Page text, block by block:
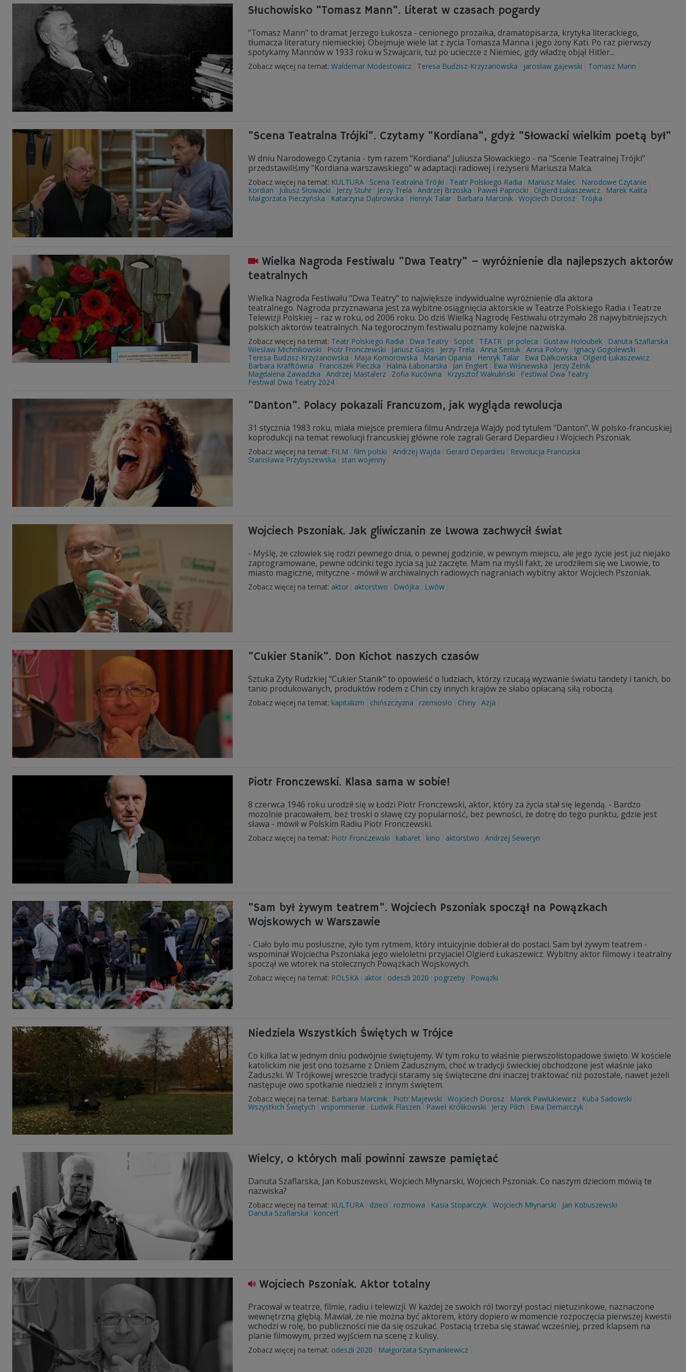
Słuchowisko "Tomasz Mann". Literat w czasach pogardy
"Tomasz Mann" to dramat Jerzego Łukosza - cenionego prozaika, dramatopisarza, krytyka literackiego,
tłumacza literatury niemieckiej. Obejmuje wiele lat z życia Tomasza Manna i jego żony Kati. Po raz pierwszy
spotykamy Mannów w 1933 roku w Szwajcarii, tuż po ucieczce z Niemiec, gdy władzę objął Hitler...
Zobacz więcej na temat: Waldemar Modestowicz Teresa Budzisz-Krzyżanowska jarosław gajewski Tomasz Mann
"Scena Teatralna Trójki". Czytamy "Kordiana", gdyż "Słowacki wielkim poetą był"
W dniu Narodowego Czytania - tym razem "Kordiana" Juliusza Słowackiego - na "Scenie Teatralnej Trójki"
przedstawiliśmy "Kordiana warszawskiego" w adaptacji radiowej i reżyserii Mariusza Malca.
Zobacz więcej na temat: KULTURA Scena Teatralna Trójki Teatr Polskiego Radia Mariusz Malec
Narodowe Czytanie
Kordian
Juliusz Słowacki Jerzy Stuhr Jerzy Trela Andrzej Brzoska Paweł Paprocki Olgierd Łukaszewicz
Marek Kalita
Małgorzata Pieczyńska
Katarzyna Dąbrowska Henryk Talar Barbara Marcinik Wojciech Dorosz Trójka
Wielka Nagroda Festiwalu "Dwa Teatry" – wyróżnienie dla najlepszych aktorów
teatralnych
Wielka Nagroda Festiwalu "Dwa Teatry" to największe indywidualne wyróżnienie dla aktora
teatralnego. Nagroda przyznawana jest za wybitne osiągnięcia aktorskie w Teatrze Polskiego Radia i Teatrze
Telewizji Polskiej – raz w roku, od 2006 roku. Do dziś Wielką Nagrodę Festiwalu otrzymało 28 najwybitniejszych
polskich aktorów teatralnych. Na tegorocznym festiwalu poznamy kolejne nazwiska.
Zobacz więcej na temat: Teatr Polskiego Radia Dwa Teatry Sopot TEATR pr poleca Gustaw Holoubek
Danuta Szaflarska
Wiesław Michnikowski
Piotr Fronczewski Janusz Gajos Jerzy Trela Anna Seniuk Anna Polony
Ignacy Gogolewski
Teresa Budzisz-Krzyżanowska
Maja Komorowska Marian Opania Henryk Talar Ewa Dałkowska
Olgierd Łukaszewicz
Barbara Krafftówna
Franciszek Pieczka Halina Łabonarska Jan Englert Ewa Wiśniewska
Jerzy Zelnik
Magdalena Zawadzka
Andrzej Mastalerz Zofia Kucówna Krzysztof Wakuliński
Festiwal Dwa Teatry
Festiwal Dwa Teatry 2024
"Danton". Polacy pokazali Francuzom, jak wygląda rewolucja
31 stycznia 1983 roku, miała miejsce premiera filmu Andrzeja Wajdy pod tytułem "Danton". W polsko-francuskiej
koprodukcji na temat rewolucji francuskiej główne role zagrali Gerard Depardieu i Wojciech Pszoniak.
Zobacz więcej na temat: FILM film polski Andrzej Wajda Gerard Depardieu
Rewolucja Francuska
Stanisława Przybyszewska
stan wojenny
Wojciech Pszoniak. Jak gliwiczanin ze Lwowa zachwycił świat
- Myślę, że człowiek się rodzi pewnego dnia, o pewnej godzinie, w pewnym miejscu, ale jego życie jest już niejako
zaprogramowane, pewne odcinki tego życia są już zaczęte. Mam na myśli fakt, że urodziłem się we Lwowie, to
miasto magiczne, mityczne - mówił w archiwalnych radiowych nagraniach wybitny aktor Wojciech Pszoniak.
Zobacz więcej na temat: aktor aktorstwo Dwójka Lwów
"Cukier Stanik". Don Kichot naszych czasów
Sztuka Zyty Rudzkiej "Cukier Stanik" to opowieść o ludziach, którzy rzucają wyzwanie światu tandety i tanich, bo
tanio produkowanych, produktów rodem z Chin czy innych krajów ze słabo opłacaną siłą roboczą.
Zobacz więcej na temat: kapitalizm chińszczyzna rzemiosło Chiny Azja
Piotr Fronczewski. Klasa sama w sobie!
8 czerwca 1946 roku urodził się w Łodzi Piotr Fronczewski, aktor, który za życia stał się legendą. - Bardzo
mozolnie pracowałem, bez troski o sławę czy popularność, bez pewności, że dotrę do tego punktu, gdzie jest
sława - mówił w Polskim Radiu Piotr Fronczewski.
Zobacz więcej na temat: Piotr Fronczewski kabaret kino aktorstwo Andrzej Seweryn
"Sam był żywym teatrem". Wojciech Pszoniak spoczął na Powązkach
Wojskowych w Warszawie
- Ciało było mu posłuszne, żyło tym rytmem, który intuicyjnie dobierał do postaci. Sam był żywym teatrem -
wspominał Wojciecha Pszoniaka jego wieloletni przyjaciel Olgierd Łukaszewicz. Wybitny aktor filmowy i teatralny
spoczął we wtorek na stołecznych Powązkach Wojskowych.
Zobacz więcej na temat: POLSKA aktor odeszli 2020 pogrzeby Powązki
Niedziela Wszystkich Świętych w Trójce
Co kilka lat w jednym dniu podwójnie świętujemy. W tym roku to właśnie pierwszolistopadowe święto. W kościele
katolickim nie jest ono tożsame z Dniem Zadusznym, choć w tradycji świeckiej obchodzone jest właśnie jako
Zaduszki. W Trójkowej wreszcie tradycji staramy się świąteczne dni inaczej traktować niż pozostałe, nawet jeżeli
następuje owo spotkanie niedzieli z innym świętem.
Zobacz więcej na temat: Barbara Marcinik Piotr Majewski Wojciech Dorosz Marek Pawlukiewicz
Kuba Sadowski
Wszystkich Świętych
wspomnienie Ludwik Flaszen Paweł Królikowski Jerzy Pilch Ewa Demarczyk
Wielcy, o których mali powinni zawsze pamiętać
Danuta Szaflarska, Jan Kobuszewski, Wojciech Młynarski, Wojciech Pszoniak. Co naszym dzieciom mówią te
nazwiska?
Zobacz więcej na temat: KULTURA dzieci rozmowa Kasia Stoparczyk Wojciech Młynarski
Jan Kobuszewski
Danuta Szaflarska
koncert
Wojciech Pszoniak. Aktor totalny
Pracował w teatrze, filmie, radiu i telewizji. W każdej ze swoich ról tworzył postaci nietuzinkowe, naznaczone
wewnętrzną głębią. Mawiał, że nie można być aktorem, który dopiero w momencie rozpoczęcia pierwszej kwestii
wchodzi w rolę, bo publiczności nie da się oszukać. Postacią trzeba się stawać wcześniej, przed klapsem na
planie filmowym, przed wyjściem na scenę z kulisy.
Zobacz więcej na temat: odeszli 2020 Małgorzata Szymankiewicz